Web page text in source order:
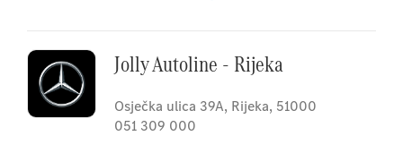
Jolly Autoline - Rijeka
Osječka ulica 39A, Rijeka, 51000
051 309 000